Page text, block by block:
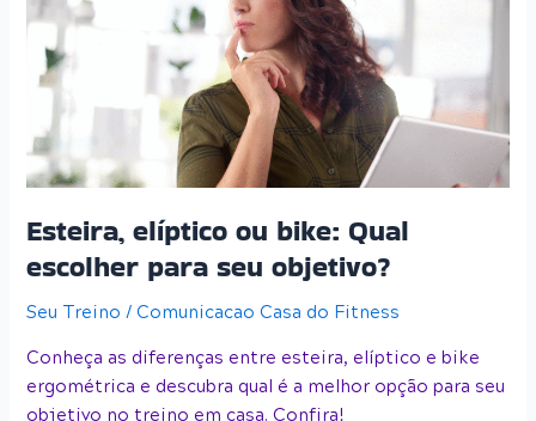
Esteira, elíptico ou bike: Qual
escolher para seu objetivo?
Seu Treino /Comunicacao Casa do Fitness
Conheça as diferenças entre esteira, elíptico e bike
ergométrica e descubra qual é a melhor opção para seu
objetivo no treino em casa. Confira!
bike:
Qual
escolher
para
seu
objetivo?